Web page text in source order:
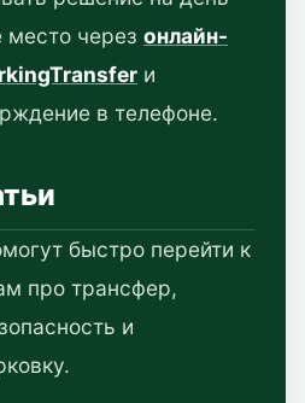
через онлайн-
и
в телефоне.
быстро перейти к
про трансфер,
и